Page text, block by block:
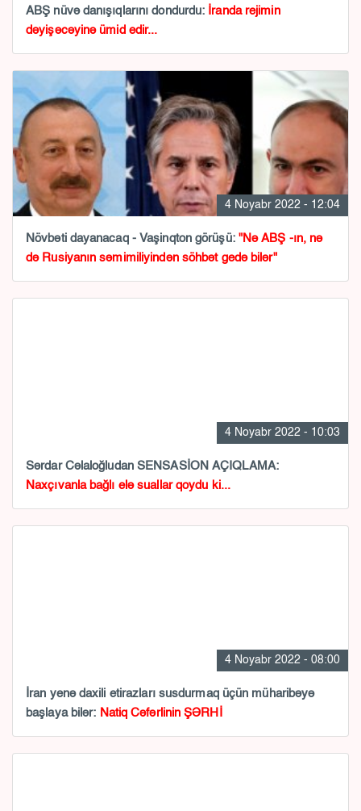
ABŞ nüvə danışıqlarını dondurdu: İranda rejimin
dəyişəcəyinə ümid edir...
4 Noyabr 2022 - 12:04
Növbəti dayanacaq - Vaşinqton görüşü: "Nə ABŞ -ın, nə
də Rusiyanın səmimiliyindən söhbət gedə bilər"
4 Noyabr 2022 - 10:03
Sərdar Cəlaloğludan SENSASİON AÇIQLAMA:
Naxçıvanla bağlı elə suallar qoydu ki...
4 Noyabr 2022 - 08:00
İran yenə daxili etirazları susdurmaq üçün müharibəyə
başlaya bilər: Natiq Cəfərlinin ŞƏRHİ